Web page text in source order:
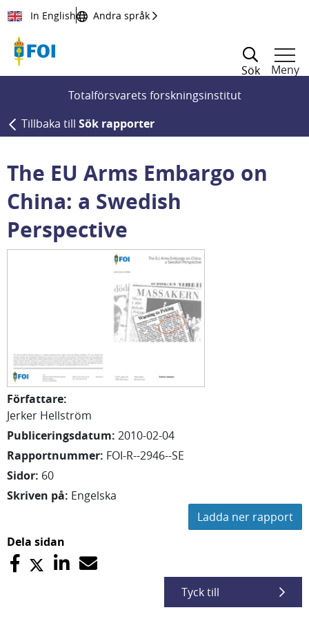
Till innehållet
In English Andra språk
Sök
Meny
Totalförsvarets forskningsinstitut
Tillbaka till Sök rapporter
The EU Arms Embargo on
China: a Swedish
Perspective
Författare:
Jerker Hellström
Publiceringsdatum: 2010-02-04
Rapportnummer: FOI-R--2946--SE
Sidor: 60
Skriven på: Engelska
Ladda ner rapport
Dela sidan
Tyck till